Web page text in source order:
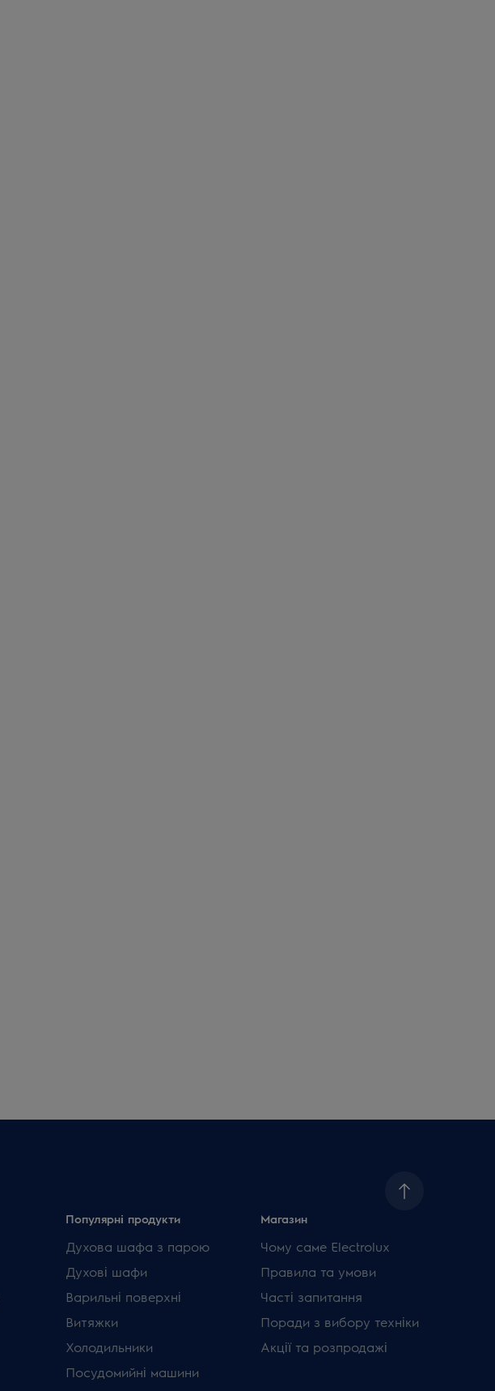
Популярні продукти
Духова шафа з парою
Духові шафи
Варильні поверхні
Витяжки
Холодильники
Посудомийні машини
Магазин
Чому саме Electrolux
Правила та умови
Часті запитання
Поради з вибору техніки
Акції та розпродажі